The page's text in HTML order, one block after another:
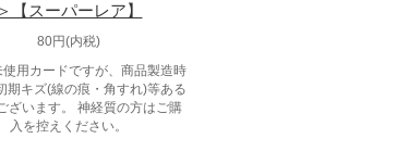
＞【スーパーレア】
80円(内税)
用カードですが、商品製造時
期キズ(線の痕・角すれ)等ある
ざいます。 神経質の方はご購
入を控えください。